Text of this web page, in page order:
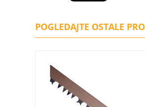
POGLEDAJTE OSTALE